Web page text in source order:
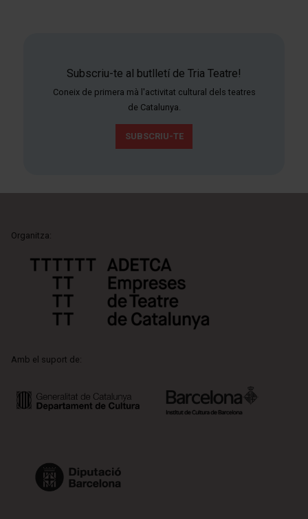
Subscriu-te al butlletí de Tria Teatre!
Coneix de primera mà l'activitat cultural dels teatres
de Catalunya.
SUBSCRIU-TE
Organitza:
Amb el suport de: